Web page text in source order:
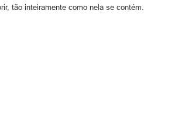
tão inteiramente como nela se contém.